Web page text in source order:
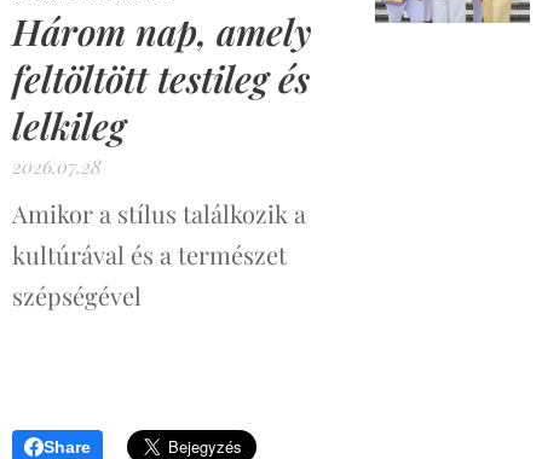
Három nap, amely
feltöltött testileg és
lelkileg
2026.07.28
Amikor a stílus találkozik a
kultúrával és a természet
szépségével
Share